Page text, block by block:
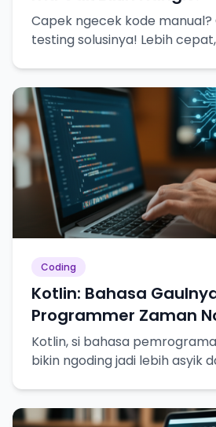
Capek ngecek kode
testing solusinya! Lebih
Coding
Kotlin: Bahasa
Programmer Zaman
Kotlin, si bahasa
bikin ngoding jadi lebih asyik